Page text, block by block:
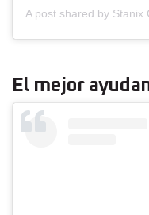
A post shared by
El mejor